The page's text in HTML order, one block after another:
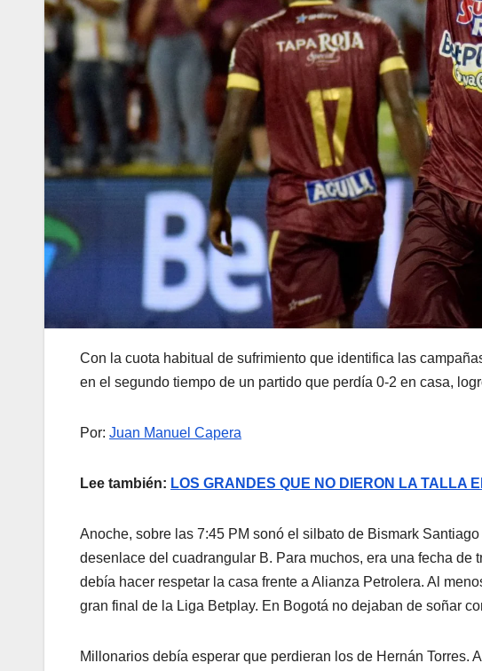
Con la cuota habitual de sufrimiento que identifica las
en el segundo tiempo de un partido que perdía 0-2 en casa,
Por: Juan Manuel Capera
Lee también: LOS GRANDES QUE NO DIERON LA TALLA
Anoche, sobre las 7:45 PM sonó el silbato de Bismark
desenlace del cuadrangular B. Para muchos, era una fecha de
debía hacer respetar la casa frente a Alianza Petrolera. Al
gran final de la Liga Betplay. En Bogotá no dejaban de soñar
Millonarios debía esperar que perdieran los de Hernán Torres.